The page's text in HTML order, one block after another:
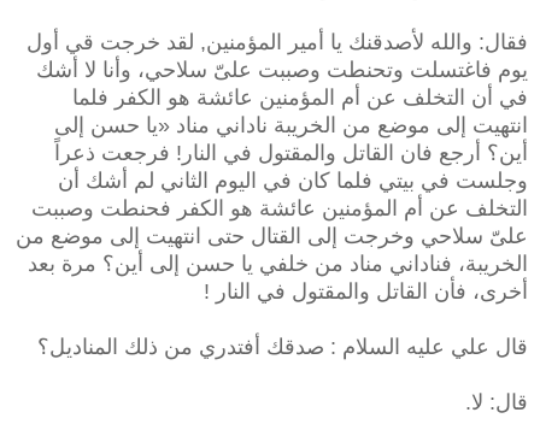
فقال: والله لأصدقنك يا أمير المؤمنين, لقد خرجت قي أول
يوم فاغتسلت وتحنطت وصببت علىّ سلاحي، وأنا لا أشك
في أن التخلف عن أم المؤمنين عائشة هو الكفر فلما
انتهيت إلى موضع من الخريبة ناداني مناد «يا حسن إلى
أين؟ أرجع فان القاتل والمقتول في النار! فرجعت ذعراً
وجلست في بيتي فلما كان في اليوم الثاني لم أشك أن
التخلف عن أم المؤمنين عائشة هو الكفر فحنطت وصببت
علىّ سلاحي وخرجت إلى القتال حتى انتهيت إلى موضع من
الخريبة، فناداني مناد من خلفي يا حسن إلى أين؟ مرة بعد
أخرى، فأن القاتل والمقتول في النار !
قال علي عليه السلام : صدقك أفتدري من ذلك المناديل؟
قال: لا.